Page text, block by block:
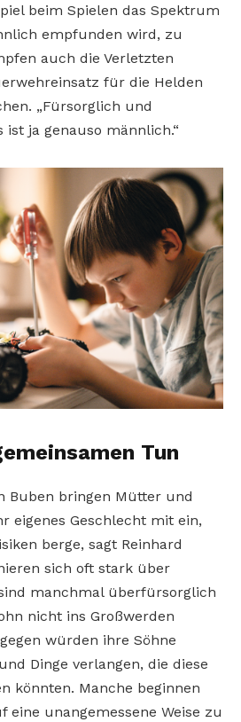
beim Spielen das Spektrum
empfunden wird, zu
auch die Verletzten
für die Helden
„Fürsorglich und
ja genauso männlich.“
Tun
Buben bringen Mütter und
eigenes Geschlecht mit ein,
berge, sagt Reinhard
sich oft stark über
manchmal überfürsorglich
nicht ins Großwerden
würden ihre Söhne
Dinge verlangen, die diese
könnten. Manche beginnen
eine unangemessene Weise zu